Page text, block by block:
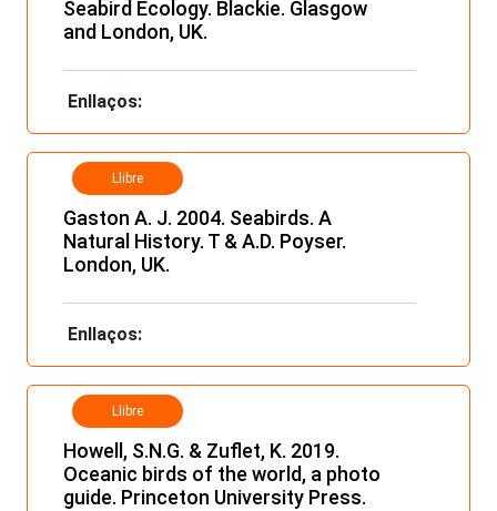
Seabird Ecology. Blackie. Glasgow
and London, UK.
Enllaços:
Llibre
Gaston A. J. 2004. Seabirds. A
Natural History. T & A.D. Poyser.
London, UK.
Enllaços:
Llibre
Howell, S.N.G. & Zuflet, K. 2019.
Oceanic birds of the world, a photo
guide. Princeton University Press.